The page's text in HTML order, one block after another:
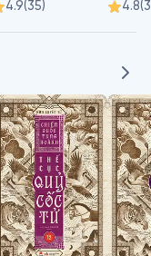
4.9(35)
4.8(